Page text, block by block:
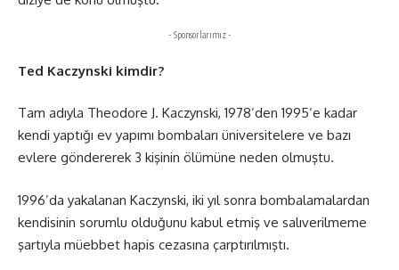
- Sponsorlarımız -
Ted Kaczynski kimdir?
Tam adıyla Theodore J. Kaczynski, 1978’den 1995’e kadar
kendi yaptığı ev yapımı bombaları üniversitelere ve bazı
evlere göndererek 3 kişinin ölümüne neden olmuştu.
1996’da yakalanan Kaczynski, iki yıl sonra bombalamalardan
kendisinin sorumlu olduğunu kabul etmiş ve salıverilmeme
şartıyla müebbet hapis cezasına çarptırılmıştı.